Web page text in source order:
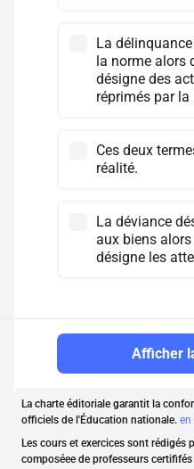
La
la norme alors
désigne des
réprimés par la
Ces deux
réalité.
La déviance
aux biens
désigne les
Afficher
La charte éditoriale garantit la
officiels de l'Éducation nationale. en
Les cours et exercices sont rédigés
composéee de professeurs certififés